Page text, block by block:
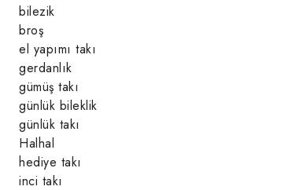
bilezik
broş
el yapımı takı
gerdanlık
gümüş takı
günlük bileklik
günlük takı
Halhal
hediye takı
inci takı